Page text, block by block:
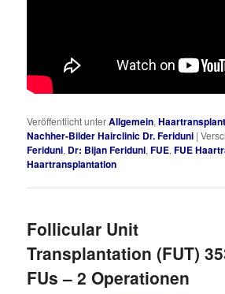
Veröffentlicht unterAllgemein,
Nachher-Bilder Hairclinic Dr. Feriduni |
Feriduni, Dr: Bijan Feriduni,FUE,FUE
Haartransplantation
Follicular Unit
Transplantation (FUT)
FUs – 2 Operationen